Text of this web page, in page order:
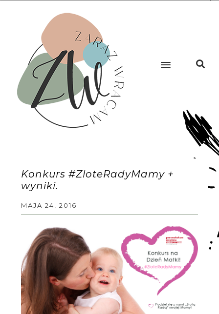
Konkurs #ZloteRadyMamy +
wyniki.
MAJA 24, 2016